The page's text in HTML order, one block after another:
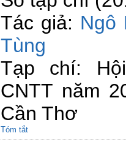
Tác giả: Ngô
Tùng
Tạp chí:
CNTT năm
Cần Thơ
Tóm tắt